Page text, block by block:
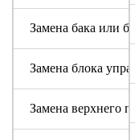
Замена бака или
Замена блока
Замена верхнего